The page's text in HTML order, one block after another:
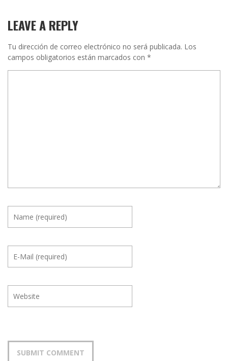
LEAVE A REPLY
Tu dirección de correo electrónico no será publicada. Los
campos obligatorios están marcados con *